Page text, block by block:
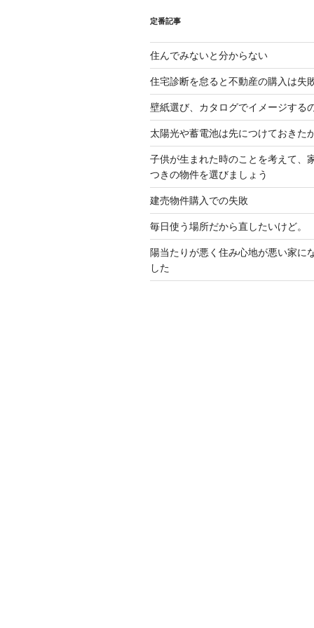
定番記事
住んでみないと分からない
住宅診断を怠ると不動産の購入は失
壁紙選び、カタログでイメージする
太陽光や蓄電池は先につけておきた
子供が生まれた時のことを考えて、
つきの物件を選びましょう
建売物件購入での失敗
毎日使う場所だから直したいけど。
陽当たりが悪く住み心地が悪い家に
した